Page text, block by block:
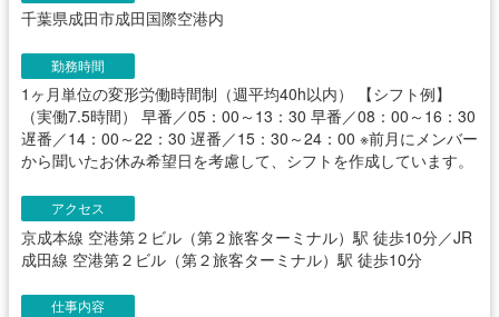
千葉県成田市成田国際空港内
勤務時間
1ヶ月単位の変形労働時間制（週平均40h以内） 【シフト例】
（実働7.5時間） 早番／05：00～13：30 早番／08：00～16：30
遅番／14：00～22：30 遅番／15：30～24：00 ※前月にメンバー
から聞いたお休み希望日を考慮して、シフトを作成しています。
アクセス
京成本線 空港第２ビル（第２旅客ターミナル）駅 徒歩10分／JR
成田線 空港第２ビル（第２旅客ターミナル）駅 徒歩10分
仕事内容